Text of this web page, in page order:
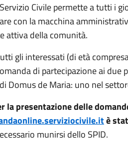
Civile permette a tutti i
con la macchina
attiva della comunità.
gli interessati (di età
di partecipazione ai
Domus de Maria: uno nel
la presentazione delle
è
munirsi dello SPID.